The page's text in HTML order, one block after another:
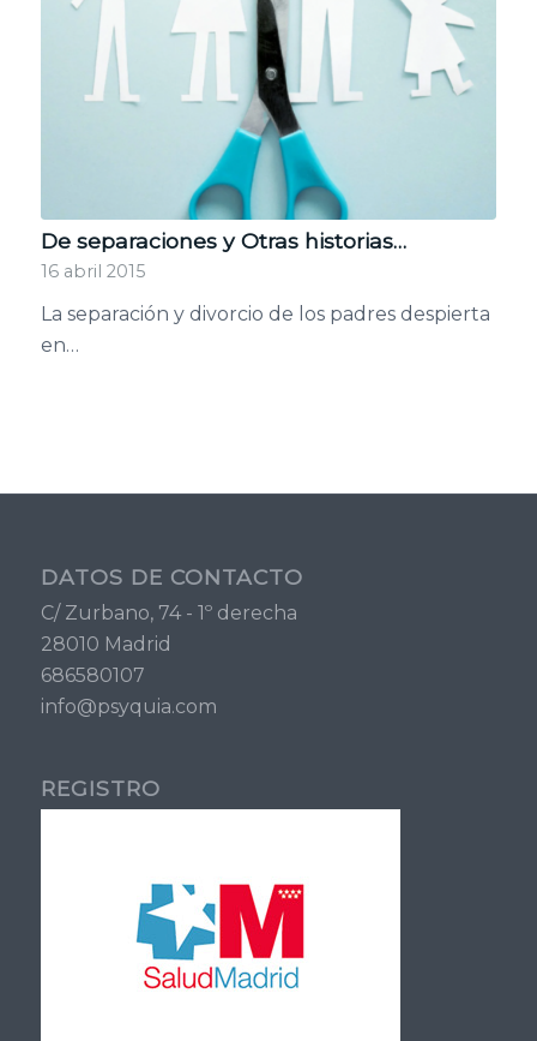
De separaciones y Otras historias…
16 abril 2015
La separación y divorcio de los padres despierta
en…
DATOS DE CONTACTO
C/ Zurbano, 74 - 1º derecha
28010 Madrid
686580107
info@psyquia.com
REGISTRO